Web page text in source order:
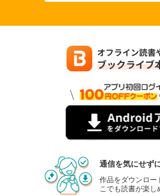
通信を気にせず
作品をダウンロー
こでも読書が楽し